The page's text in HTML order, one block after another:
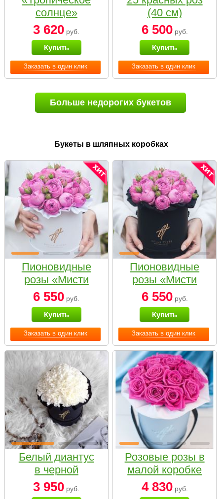
Заказать в один клик
солнце»
3 620 руб.
Купить
Заказать в один клик
(40 см)
6 500руб.
Купить
Больше недорогих букетов
Букеты в шляпных коробках
Заказать в один клик
Пионовидные
розы «Мисти
бабблс» в белой
коробке Small
6 550 руб.
Купить
Заказать в один клик
Пионовидные
розы «Мисти
бабблс» в
черной коробке
Small
6 550руб.
Купить
Белый диантус
в черной
коробке Small
3 950 руб.
Розовые розы в
малой коробке
4 830руб.